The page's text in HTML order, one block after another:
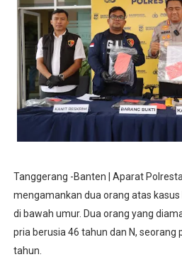
Tanggerang -Banten | Aparat
mengamankan dua orang atas
di bawah umur. Dua orang yang
pria berusia 46 tahun dan N, seorang
tahun.